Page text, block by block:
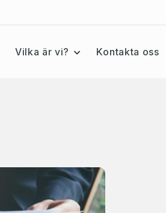
Vilka är vi? Kontakta oss